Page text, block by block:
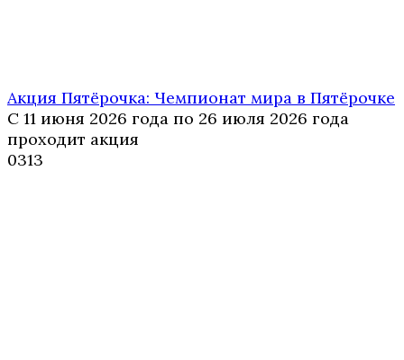
Акция Пятёрочка: Чемпионат мира в Пятёрочке
С 11 июня 2026 года по 26 июля 2026 года
проходит акция
0313